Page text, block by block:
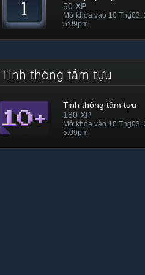
50 XP
Mở khóa vào 10 Thg03,
5:09pm
Tinh thông tầm tựu
Tinh thông tầm tựu
180 XP
Mở khóa vào 10 Thg03,
5:09pm